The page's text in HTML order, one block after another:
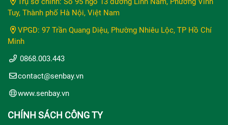
Tuy, Thành phố Hà Nội, Việt Nam
VPGD: 97 Trần Quang Diệu, Phường Nhiêu Lộc, TP Hồ Chí
Minh
0868.003.443
contact@senbay.vn
www.senbay.vn
CHÍNH SÁCH CÔNG TY